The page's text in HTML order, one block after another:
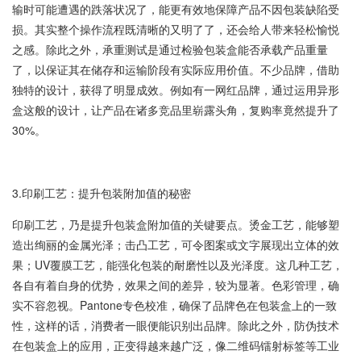
输时可能遭遇的跌落状况了，能更有效地保障产品不因包装缺陷受
损。其实整个操作流程既清晰的又明了了，还会给人带来轻松愉悦
之感。除此之外，承重测试是通过检验包装盒能否承载产品重量
了，以保证其在储存和运输阶段有实际应用价值。不少品牌，借助
独特的设计，获得了明显成效。例如有一网红品牌，通过运用异形
盒这般的设计，让产品在诸多竞品里崭露头角，复购率竟然提升了
30%。
3.印刷工艺：提升包装附加值的秘密
印刷工艺，乃是提升包装盒附加值的关键要点。烫金工艺，能够塑
造出绚丽的金属光泽；击凸工艺，可令图案或文字展现出立体的效
果；UV覆膜工艺，能强化包装的耐磨性以及光泽度。这几种工艺，
各自有着自身的优势，效果之间的差异，较为显著。色彩管理，确
实不容忽视。Pantone专色校准，确保了品牌色在包装盒上的一致
性，这样的话，消费者一眼便能识别出品牌。除此之外，防伪技术
在包装盒上的应用，正变得越来越广泛，像二维码镭射标签等工业